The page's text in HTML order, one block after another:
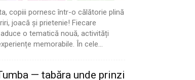
copiii pornesc într-o călătorie plină
joacă și prietenie! Fiecare
o tematică nouă, activități
memorabile. În cele...
— tabăra unde prinzi